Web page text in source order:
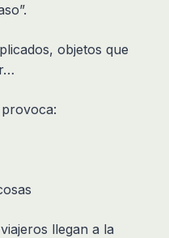
objetos que
llegan a la